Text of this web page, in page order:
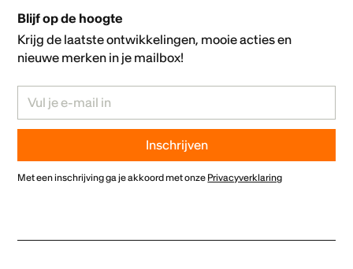
Blijf op de hoogte
Krijg de laatste ontwikkelingen, mooie acties en
nieuwe merken in je mailbox!
Met een inschrijving ga je akkoord met onze Privacyverklaring